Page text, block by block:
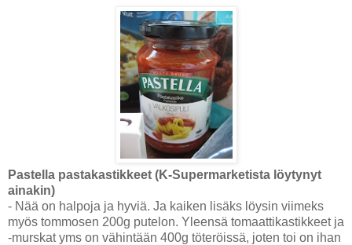
Pastella pastakastikkeet (K-Supermarketista löytynyt
ainakin)
- Nää on halpoja ja hyviä. Ja kaiken lisäks löysin viimeks
myös tommosen 200g putelon. Yleensä tomaattikastikkeet ja
-murskat yms on vähintään 400g töteröissä, joten toi on ihan